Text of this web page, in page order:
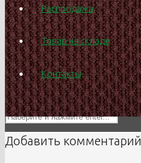
info@titrus.ru
Распродажа
Товар на складе
Контакты
Добавить комментарий